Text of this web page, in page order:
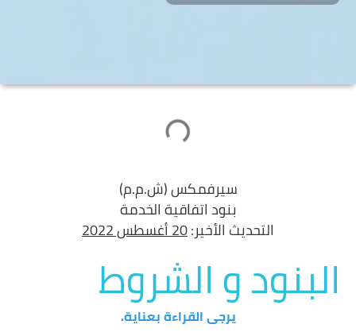
سيرفمكس (ش.م.م)
بنود اتفاقية الخدمة
التحديث الأخير:20 أغسطس 2022
البنود و الشروط
يرجى القراءة بعناية.